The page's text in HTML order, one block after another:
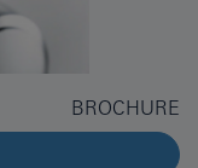
BROCHURE